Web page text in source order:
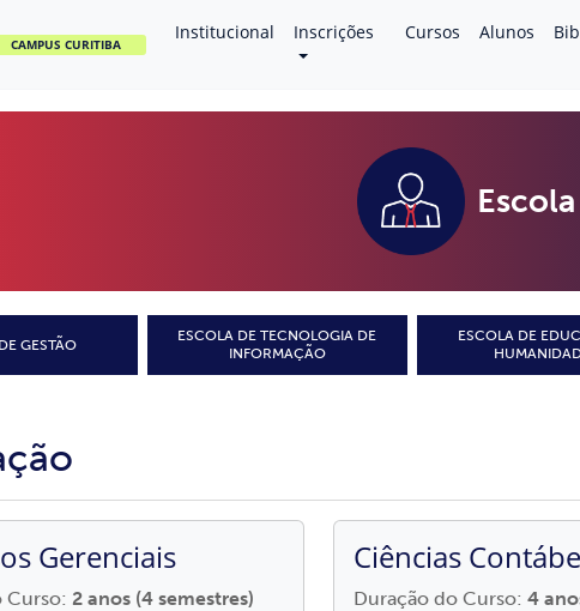
CAMPUS CURITIBA
Institucional Inscrições Cursos Alunos
GESTÃO
ESCOLA DE TECNOLOGIA DE
INFORMAÇÃO
ESCOLA DE
Gerenciais
Curso: 2 anos (4 semestres)
Ciências
Duração do Curso: 4